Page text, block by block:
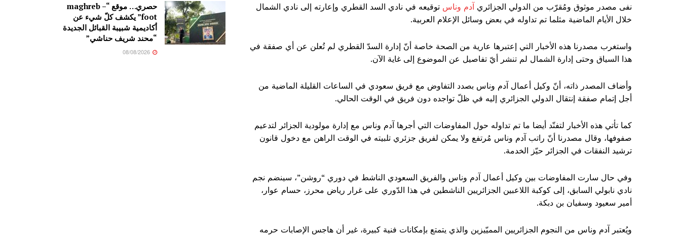
نفى مصدر موثوق ومُقرّب من الدولي الجزائري آدم وناس توقيعه في نادي السد القطري وإعارته إلى نادي الشمال
خلال الأيام الماضية مثلما تم تداوله في بعض وسائل الإعلام العربية.
واستغرب مصدرنا هذه الأخبار التي إعتبرها عارية من الصحة خاصة أنّ إدارة السدّ القطري لم تُعلن عن أي صفقة في
هذا السياق وحتى إدارة الشمال لم تنشر أيّ تفاصيل عن الموضوع إلى غاية الآن.
وأضاف المصدر ذاته، أنّ وكيل أعمال آدم وناس بصدد التفاوض مع فريق سعودي في الساعات القليلة الماضية من
أجل إتمام صفقة إنتقال الدولي الجزائري إليه في ظلّ تواجده دون فريق في الوقت الحالي.
كما تأتي هذه الأخبار لتفنّد أيضا ما تم تداوله حول المفاوضات التي أجرها آدم وناس مع إدارة مولودية الجزائر لتدعيم
صفوفها، وقال مصدرنا أنّ راتب آدم وناس مُرتفع ولا يمكن لفريق جزئري تلبيته في الوقت الراهن مع دخول قانون
ترشيد النفقات في الجزائر حيّز الخدمة.
وفي حال سارت المفاوضات بين وكيل أعمال آدم وناس والفريق السعودي الناشط في دوري “روشن”، سينضم نجم
نادي نابولي السابق، إلى كوكبة اللاعبين الجزائريين الناشطين في هذا الدّوري على غرار رياض محرز، حسام عوار،
أمير سعيود وسفيان بن دبكة.
ويُعتبر آدم وناس من النجوم الجزائريين المميّيزين والذي يتمتع بإمكانات فنية كبيرة، غير أن هاجس الإصابات حرمه
حصري… موقع “maghreb –
foot” يكشف كلّ شيء عن
أكاديمية شبيبة القبائل الجديدة
“محند شريف حناشي”